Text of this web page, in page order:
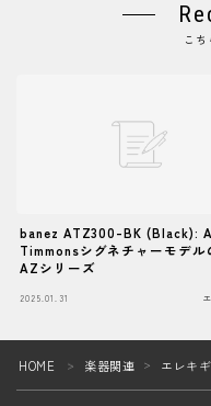
こ
banez ATZ300-BK (Black):
Timmonsシグネチャーモデル
AZシリーズ
2025.01.31
HOME ＞ 楽器関連 ＞ エレキ